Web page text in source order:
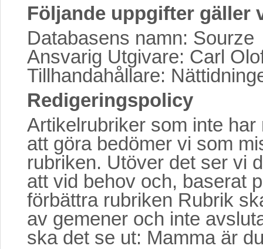
Följande uppgifter gäller
Databasens namn: Sourze
Ansvarig Utgivare: Carl
Tillhandahållare:
Redigeringspolicy
Artikelrubriker som inte
att göra bedömer vi som
rubriken. Utöver det ser vi
att vid behov och, baserat
förbättra rubriken Rubrik
av gemener och inte
ska det se ut: Mamma är